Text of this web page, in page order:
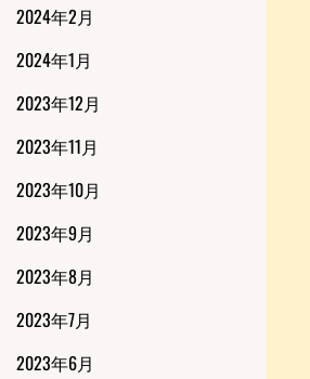
2024年2月
2024年1月
2023年12月
2023年11月
2023年10月
2023年9月
2023年8月
2023年7月
2023年6月